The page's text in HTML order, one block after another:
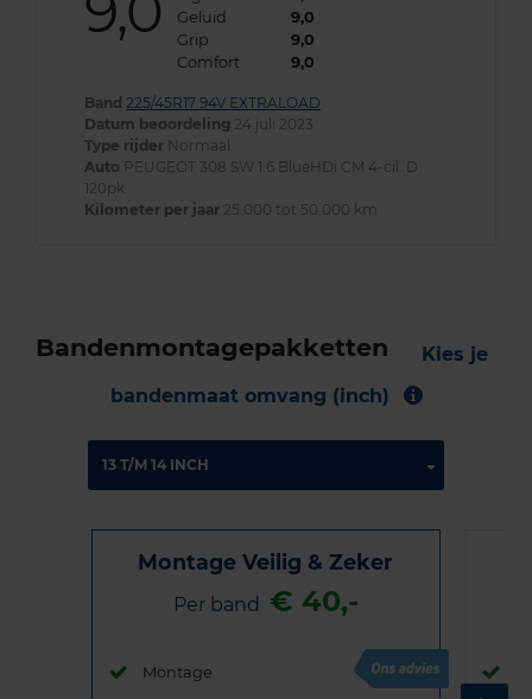
Geluid
9,0
Grip
9,0
Comfort
9,0
Band 225/45R17 94V EXTRALOAD
Datum beoordeling 24 juli 2023
Type rijder Normaal
Auto PEUGEOT 308 SW 1.6 BlueHDi CM 4-cil. D
120pk
Kilometer per jaar 25.000 tot 50.000 km
Bandenmontagepakketten
Kies je
bandenmaat omvang (inch)
Montage Veilig & Zeker
Per band € 40,-
Montage